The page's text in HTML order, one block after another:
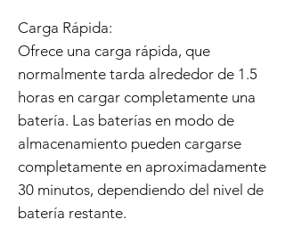
Carga Rápida:
Ofrece una carga rápida, que
normalmente tarda alrededor de 1.5
horas en cargar completamente una
batería. Las baterías en modo de
almacenamiento pueden cargarse
completamente en aproximadamente
30 minutos, dependiendo del nivel de
batería restante.